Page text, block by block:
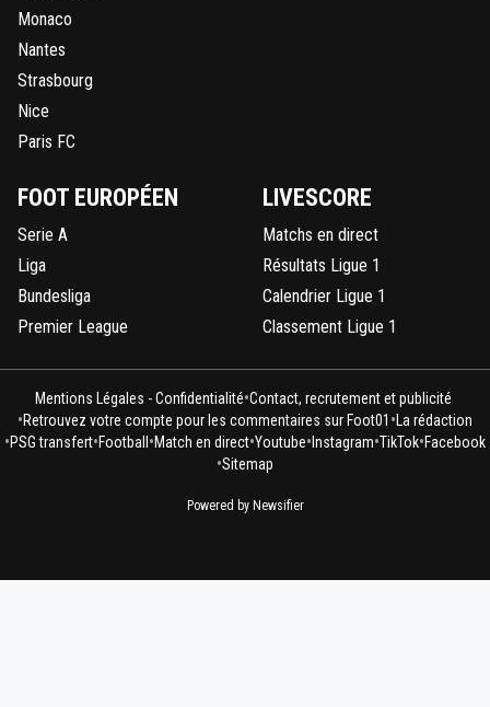
Monaco
Nantes
Strasbourg
Nice
Paris FC
FOOT EUROPÉEN
Serie A
Liga
Bundesliga
Premier League
LIVESCORE
Matchs en direct
Résultats Ligue 1
Calendrier Ligue 1
Classement Ligue 1
Mentions Légales - Confidentialité•Contact, recrutement et publicité
•Retrouvez votre compte pour les commentaires sur Foot01 • La rédaction
•PSG transfert•Football •Match en direct•Youtube• Instagram•TikTok•Facebook
•Sitemap
Powered by Newsifier